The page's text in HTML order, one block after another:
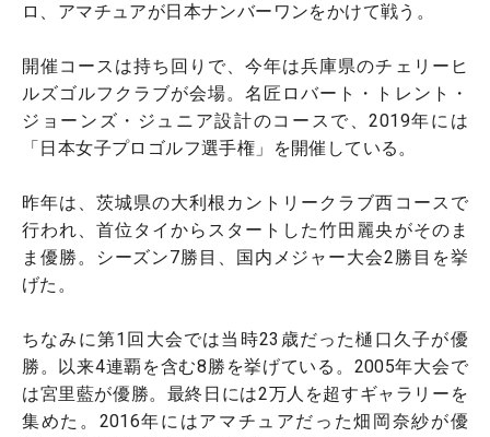
ロ、アマチュアが日本ナンバーワンをかけて戦う。
開催コースは持ち回りで、今年は兵庫県のチェリーヒ
ルズゴルフクラブが会場。名匠ロバート・トレント・
ジョーンズ・ジュニア設計のコースで、2019年には
「日本女子プロゴルフ選手権」を開催している。
昨年は、茨城県の大利根カントリークラブ西コースで
行われ、首位タイからスタートした竹田麗央がそのま
ま優勝。シーズン7勝目、国内メジャー大会2勝目を挙
げた。
ちなみに第1回大会では当時23歳だった樋口久子が優
勝。以来4連覇を含む8勝を挙げている。2005年大会で
は宮里藍が優勝。最終日には2万人を超すギャラリーを
集めた。2016年にはアマチュアだった畑岡奈紗が優